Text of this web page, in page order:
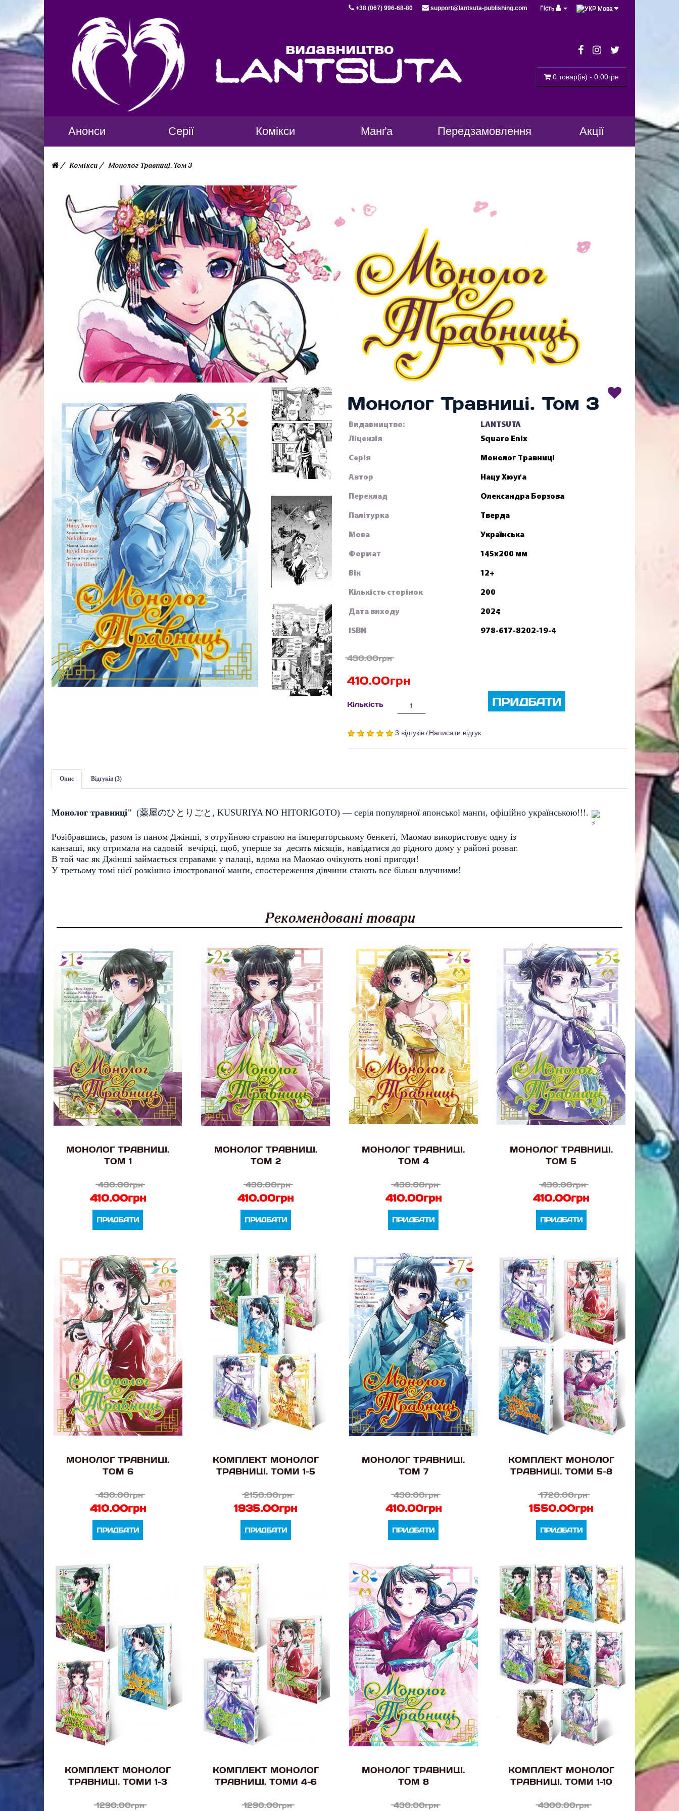
Мова
Гість
+38 (067) 996-68-80 support@lantsuta-publishing.com
видавництво
lantsuta 0 товар(ів) - 0.00грн
Анонси Серії Комікси Манґа Передзамовлення Акції
Комікси Монолог Травниці. Том 3
Монолог Травниці. Том 3
Видавництво:
LANTSUTA
Ліцензія
Square Enix
Серія
Монолог Травниці
Автор
Нацу Хюуґа
Переклад
Олександра Борзова
Палітурка
Тверда
Мова
Українська
Формат
145х200 мм
Вік
12+
Кількість сторінок
200
Дата виходу
2024
ISBN
978-617-8202-19-4
430.00грн
410.00грн
Кількість ПРИДБАТИ
3 відгуків / Написати відгук
Опис Відгуків (3)
Монолог травниці" (薬屋のひとりごと , KUSURIYA NO HITORIGOTO) — серія популярної японської манґи, офіційно українською!!!.
Розібравшись, разом із паном Джінші, з отруйною стравою на імператорському бенкеті, Маомао використовує одну із
канзаші, яку отримала на садовій  вечірці, щоб, уперше за  десять місяців, навідатися до рідного дому у районі розваг.
В той час як Джінші займається справами у палаці, вдома на Маомао очікують нові пригоди!
У третьому томі цієї розкішно ілюстрованої манґи, спостереження дівчини стають все більш влучними!
Рекомендовані товари
МОНОЛОГ ТРАВНИЦІ.
ТОМ 1
430.00грн
410.00грн
ПРИДБАТИ
МОНОЛОГ ТРАВНИЦІ.
ТОМ 2
430.00грн
410.00грн
ПРИДБАТИ
МОНОЛОГ ТРАВНИЦІ.
ТОМ 4
430.00грн
410.00грн
ПРИДБАТИ
МОНОЛОГ ТРАВНИЦІ.
ТОМ 5
430.00грн
410.00грн
ПРИДБАТИ
МОНОЛОГ ТРАВНИЦІ.
ТОМ 6
430.00грн
410.00грн
ПРИДБАТИ
КОМПЛЕКТ МОНОЛОГ
ТРАВНИЦІ. ТОМИ 1-5
2150.00грн
1935.00грн
ПРИДБАТИ
МОНОЛОГ ТРАВНИЦІ.
ТОМ 7
430.00грн
410.00грн
ПРИДБАТИ
КОМПЛЕКТ МОНОЛОГ
ТРАВНИЦІ. ТОМИ 5-8
1720.00грн
1550.00грн
ПРИДБАТИ
КОМПЛЕКТ МОНОЛОГ
ТРАВНИЦІ. ТОМИ 1-3
1290.00грн
КОМПЛЕКТ МОНОЛОГ
ТРАВНИЦІ. ТОМИ 4-6
1290.00грн
МОНОЛОГ ТРАВНИЦІ.
ТОМ 8
430.00грн
КОМПЛЕКТ МОНОЛОГ
ТРАВНИЦІ. ТОМИ 1-10
4300.00грн